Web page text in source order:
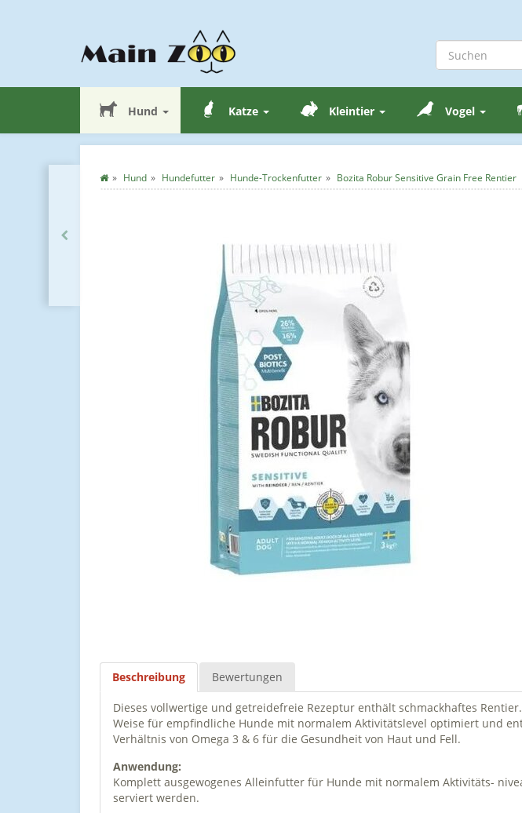
Hund Katze Kleintier Vogel
Hund Hundefutter Hunde-Trockenfutter Bozita Robur Sensitive Grain Free Rentier
Beschreibung Bewertungen
Dieses vollwertige und getreidefreie Rezeptur enthält schmackhaftes
Weise für empfindliche Hunde mit normalem Aktivitätslevel optimiert und
Verhältnis von Omega 3 & 6 für die Gesundheit von Haut und Fell.
Anwendung:
Komplett ausgewogenes Alleinfutter für Hunde mit normalem Aktivitäts-
serviert werden.